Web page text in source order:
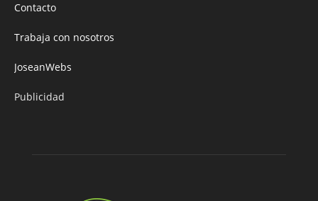
Contacto
Trabaja con nosotros
JoseanWebs
Publicidad